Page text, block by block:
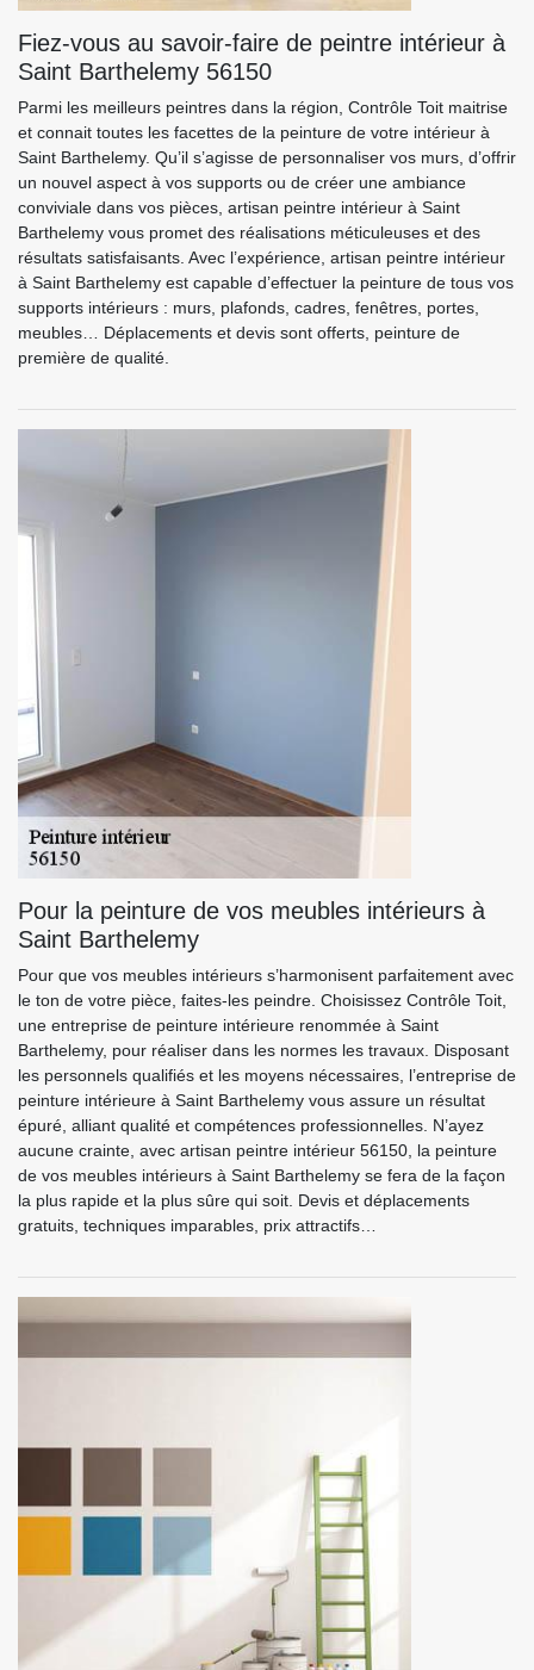
Fiez-vous au savoir-faire de peintre intérieur à
Saint Barthelemy 56150
Parmi les meilleurs peintres dans la région, Contrôle Toit maitrise
et connait toutes les facettes de la peinture de votre intérieur à
Saint Barthelemy. Qu’il s’agisse de personnaliser vos murs, d’offrir
un nouvel aspect à vos supports ou de créer une ambiance
conviviale dans vos pièces, artisan peintre intérieur à Saint
Barthelemy vous promet des réalisations méticuleuses et des
résultats satisfaisants. Avec l’expérience, artisan peintre intérieur
à Saint Barthelemy est capable d’effectuer la peinture de tous vos
supports intérieurs : murs, plafonds, cadres, fenêtres, portes,
meubles… Déplacements et devis sont offerts, peinture de
première de qualité.
Pour la peinture de vos meubles intérieurs à
Saint Barthelemy
Pour que vos meubles intérieurs s’harmonisent parfaitement avec
le ton de votre pièce, faites-les peindre. Choisissez Contrôle Toit,
une entreprise de peinture intérieure renommée à Saint
Barthelemy, pour réaliser dans les normes les travaux. Disposant
les personnels qualifiés et les moyens nécessaires, l’entreprise de
peinture intérieure à Saint Barthelemy vous assure un résultat
épuré, alliant qualité et compétences professionnelles. N’ayez
aucune crainte, avec artisan peintre intérieur 56150, la peinture
de vos meubles intérieurs à Saint Barthelemy se fera de la façon
la plus rapide et la plus sûre qui soit. Devis et déplacements
gratuits, techniques imparables, prix attractifs…